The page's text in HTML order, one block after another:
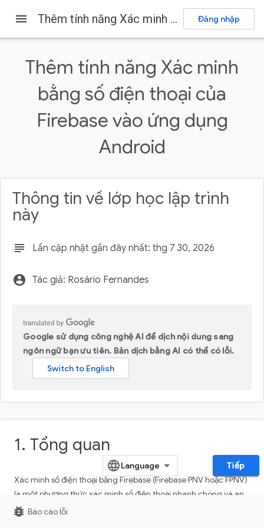
Firebase Firebase Codelabs
1. Tổng quan
Kiến thức bạn sẽ học được
2. Thiết lập dự án mẫu
Tạo dự án Firebase
menu Thêm tính năng Xác minh bằng số điện thoại của Firebase vào ứng dụng Android Đăng nhập
Thêm tính năng Xác minh
bằng số điện thoại của
Firebase vào ứng dụng
Android
Thông tin về lớp học lập trình
này
subject Lần cập nhật gần đây nhất: thg 7 30, 2026
account_circle Tác giả: Rosário Fernandes
Google sử dụng công nghệ AI để dịch nội dung sang
ngôn ngữ bạn ưu tiên. Bản dịch bằng AI có thể có lỗi.
1. Tổng quan
Xác minh số điện thoại bằng Firebase (Firebase PNV hoặc FPNV)
là một phương thức xác minh số điện thoại nhanh chóng và an
toàn hơn. Không giống như quy trình xác minh dựa trên SMS,
Tiếp
bug_report Báo cáo lỗi